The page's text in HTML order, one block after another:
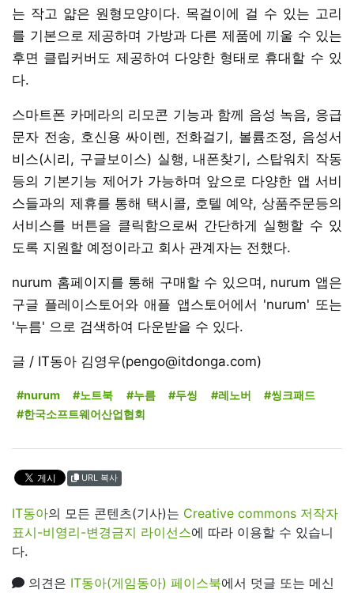
는 작고 얇은 원형모양이다. 목걸이에 걸 수 있는 고리
를 기본으로 제공하며 가방과 다른 제품에 끼울 수 있는
후면 클립커버도 제공하여 다양한 형태로 휴대할 수 있
다.
스마트폰 카메라의 리모콘 기능과 함께 음성 녹음, 응급
문자 전송, 호신용 싸이렌, 전화걸기, 볼륨조정, 음성서
비스(시리, 구글보이스) 실행, 내폰찾기, 스탑워치 작동
등의 기본기능 제어가 가능하며 앞으로 다양한 앱 서비
스들과의 제휴를 통해 택시콜, 호텔 예약, 상품주문등의
서비스를 버튼을 클릭함으로써 간단하게 실행할 수 있
도록 지원할 예정이라고 회사 관계자는 전했다.
nurum 홈페이지를 통해 구매할 수 있으며, nurum 앱은
구글 플레이스토어와 애플 앱스토어에서 'nurum' 또는
'누름' 으로 검색하여 다운받을 수 있다.
글 / IT동아 김영우(pengo@itdonga.com)
#nurum #노트북 #누름 #두씽 #레노버
#씽크패드
#한국소프트웨어산업협회
URL 복사
IT동아의 모든 콘텐츠(기사)는 Creative commons 저작자
표시-비영리-변경금지 라이선스에 따라 이용할 수 있습니
다.
의견은 IT동아(게임동아) 페이스북에서 덧글 또는 메신